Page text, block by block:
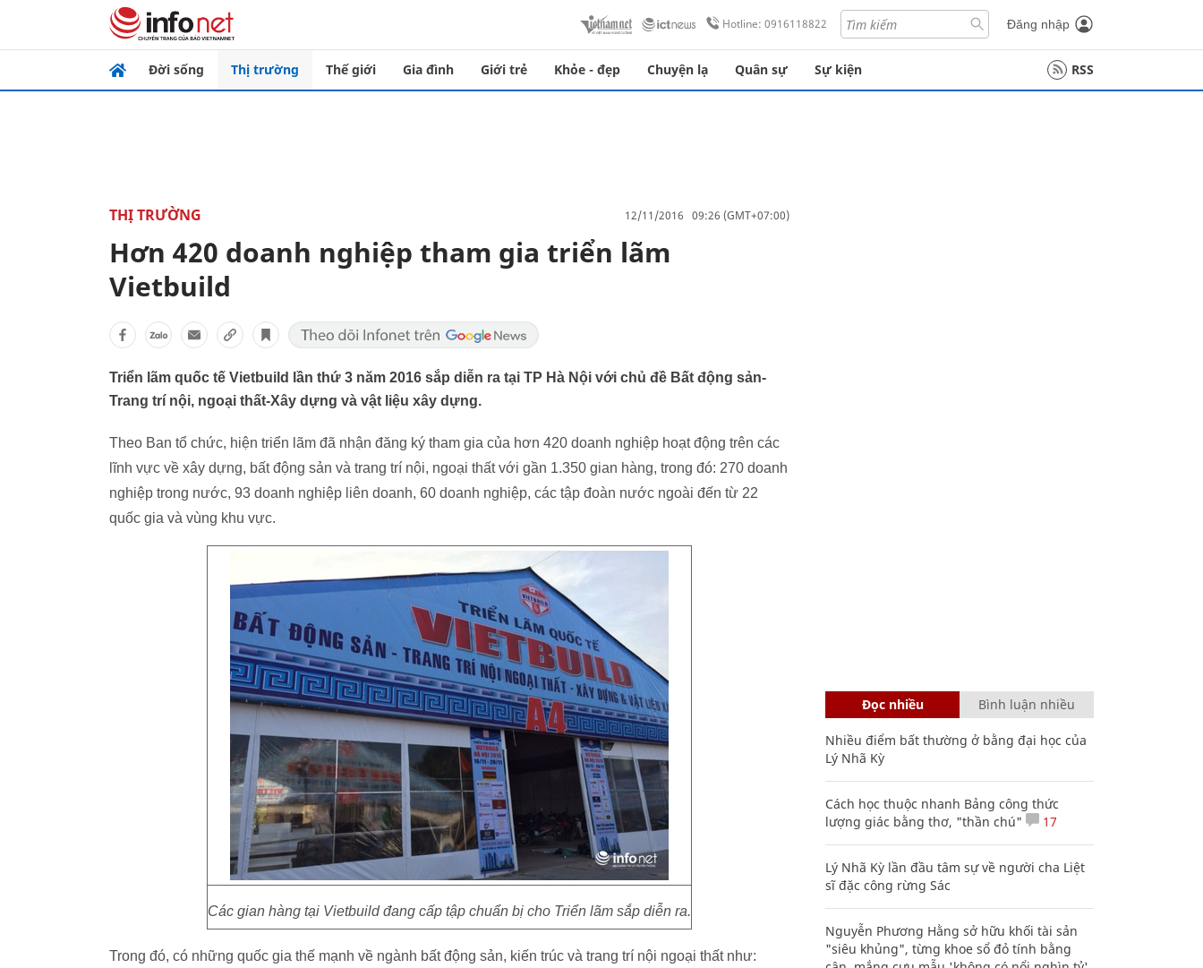
Hotline: 0916118822 Đăng nhập
Đời sống Thị trường Thế giới Gia đình Giới trẻ Khỏe - đẹp Chuyện lạ Quân sự Sự kiện RSS
THỊ TRƯỜNG 12/11/2016 09:26 (GMT+07:00)
Hơn 420 doanh nghiệp tham gia triển lãm
Vietbuild
Triển lãm quốc tế Vietbuild lần thứ 3 năm 2016 sắp diễn ra tại TP Hà Nội với chủ đề Bất động sản-
Trang trí nội, ngoại thất-Xây dựng và vật liệu xây dựng.
Theo Ban tổ chức, hiện triển lãm đã nhận đăng ký tham gia của hơn 420 doanh nghiệp hoạt động trên các
lĩnh vực về xây dựng, bất động sản và trang trí nội, ngoại thất với gần 1.350 gian hàng, trong đó: 270 doanh
nghiệp trong nước, 93 doanh nghiệp liên doanh, 60 doanh nghiệp, các tập đoàn nước ngoài đến từ 22
quốc gia và vùng khu vực.
Các gian hàng tại Vietbuild đang cấp tập chuẩn bị cho Triển lãm sắp diễn ra.
Trong đó, có những quốc gia thế mạnh về ngành bất động sản, kiến trúc và trang trí nội ngoại thất như:
Đọc nhiều Bình luận nhiều
Nhiều điểm bất thường ở bằng đại học của
Lý Nhã Kỳ
Cách học thuộc nhanh Bảng công thức
lượng giác bằng thơ, "thần chú"
17
Lý Nhã Kỳ lần đầu tâm sự về người cha Liệt
sĩ đặc công rừng Sác
Nguyễn Phương Hằng sở hữu khối tài sản
"siêu khủng", từng khoe sổ đỏ tính bằng